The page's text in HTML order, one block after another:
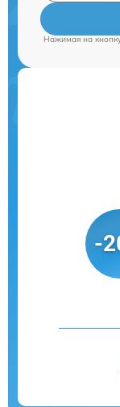
Нажимая на
-